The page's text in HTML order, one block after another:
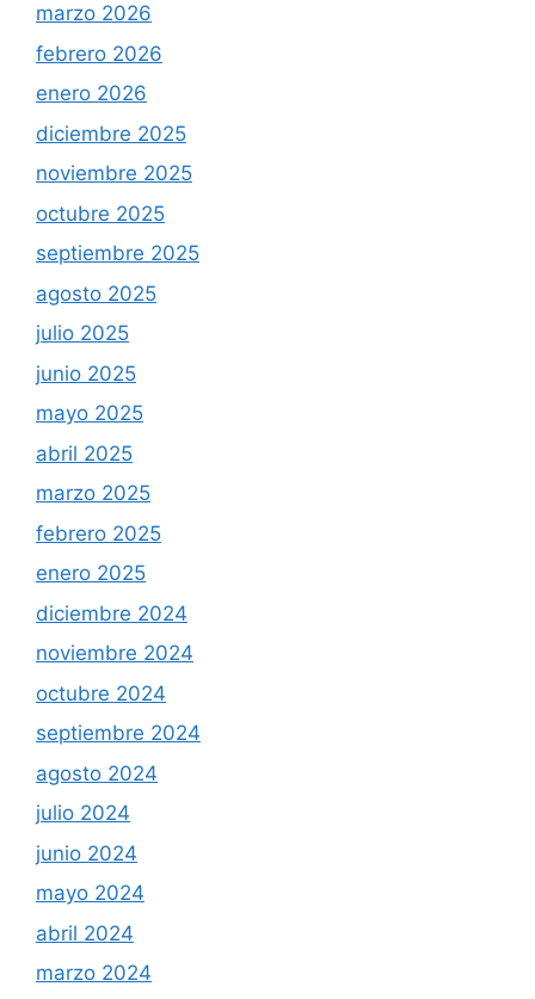
marzo 2026
febrero 2026
enero 2026
diciembre 2025
noviembre 2025
octubre 2025
septiembre 2025
agosto 2025
julio 2025
junio 2025
mayo 2025
abril 2025
marzo 2025
febrero 2025
enero 2025
diciembre 2024
noviembre 2024
octubre 2024
septiembre 2024
agosto 2024
julio 2024
junio 2024
mayo 2024
abril 2024
marzo 2024